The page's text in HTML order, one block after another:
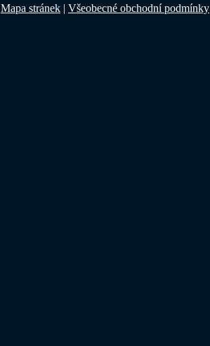
Mapa stránek | Všeobecné obchodní podmínky